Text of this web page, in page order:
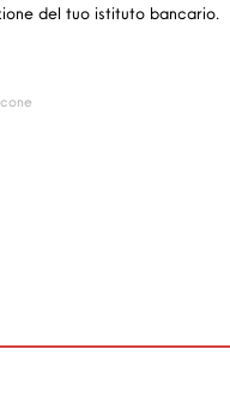
del tuo istituto bancario.